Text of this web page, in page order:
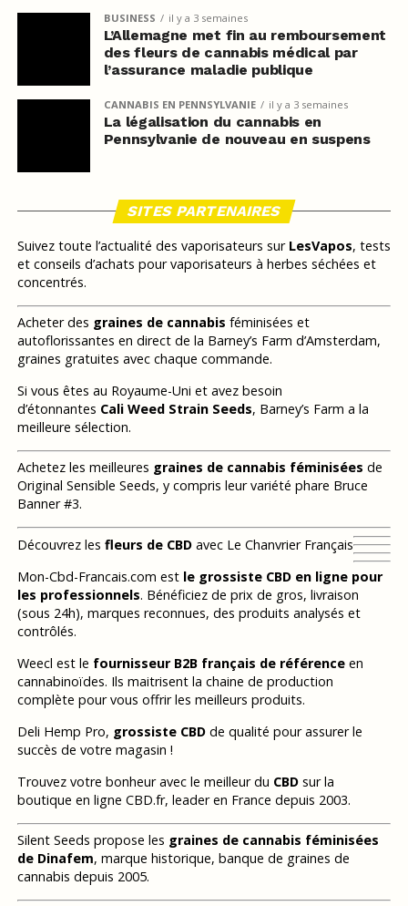
BUSINESS il y a 3 semaines
L’Allemagne met fin au remboursement
des fleurs de cannabis médical par
l’assurance maladie publique
CANNABIS EN PENNSYLVANIE il y a 3 semaines
La légalisation du cannabis en
Pennsylvanie de nouveau en suspens
SITES PARTENAIRES
Suivez toute l’actualité des vaporisateurs sur LesVapos, tests
et conseils d’achats pour vaporisateurs à herbes séchées et
concentrés.
Acheter des graines de cannabis féminisées et
autoflorissantes en direct de la Barney’s Farm d’Amsterdam,
graines gratuites avec chaque commande.
Si vous êtes au Royaume-Uni et avez besoin
d’étonnantes Cali Weed Strain Seeds, Barney’s Farm a la
meilleure sélection.
Achetez les meilleures graines de cannabis féminisées de
Original Sensible Seeds, y compris leur variété phare Bruce
Banner #3.
Découvrez les fleurs de CBDavec Le Chanvrier Français
Mon-Cbd-Francais.com est le grossiste CBD en ligne pour
les professionnels. Bénéficiez de prix de gros, livraison
(sous 24h), marques reconnues, des produits analysés et
contrôlés.
Weecl est le fournisseur B2B français de référenceen
cannabinoïdes. Ils maitrisent la chaine de production
complète pour vous offrir les meilleurs produits.
Deli Hemp Pro, grossiste CBDde qualité pour assurer le
succès de votre magasin !
Trouvez votre bonheur avec le meilleur du CBDsur la
boutique en ligne CBD.fr, leader en France depuis 2003.
Silent Seeds propose les graines de cannabis féminisées
de Dinafem, marque historique, banque de graines de
cannabis depuis 2005.